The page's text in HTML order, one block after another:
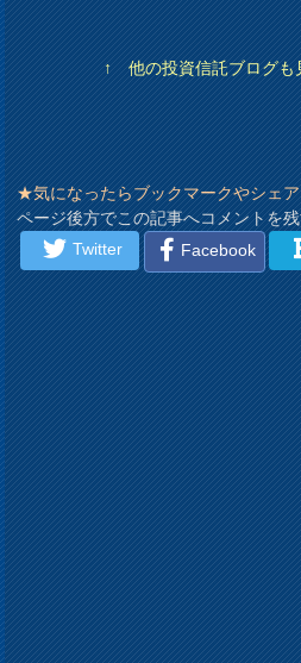
↑ 他の投資信託ブログも
★気になったらブックマークやシェ
ページ後方でこの記事へコメントを
Twitter
Facebook